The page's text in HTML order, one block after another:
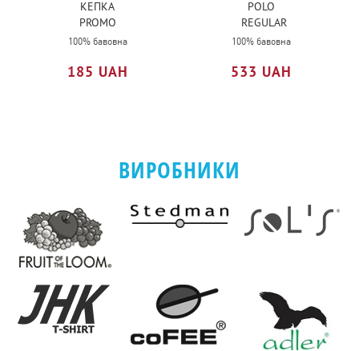
КЕПКА
PROMO
100% бавовна
185 UAH
POLO
REGULAR
MAN
100% бавовна
533 UAH
ВИРОБНИКИ